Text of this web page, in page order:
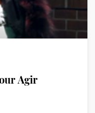
Agir